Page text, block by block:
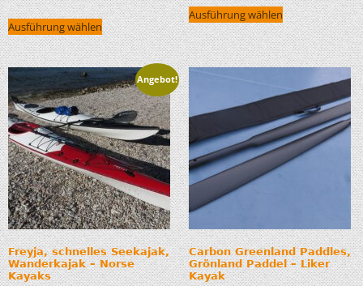
Ausführung wählen
Ausführung wählen
Angebot!
Freyja, schnelles Seekajak,
Wanderkajak – Norse
Kayaks
Carbon Greenland Paddles,
Grönland Paddel – Liker
Kayak